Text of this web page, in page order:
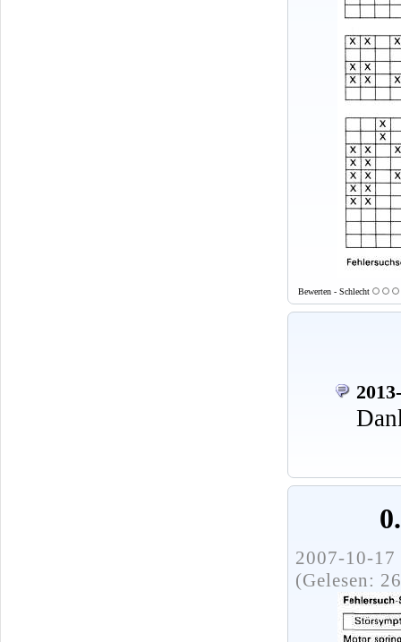
Bewerten - Schlecht
2007-10-
(Gelesen: